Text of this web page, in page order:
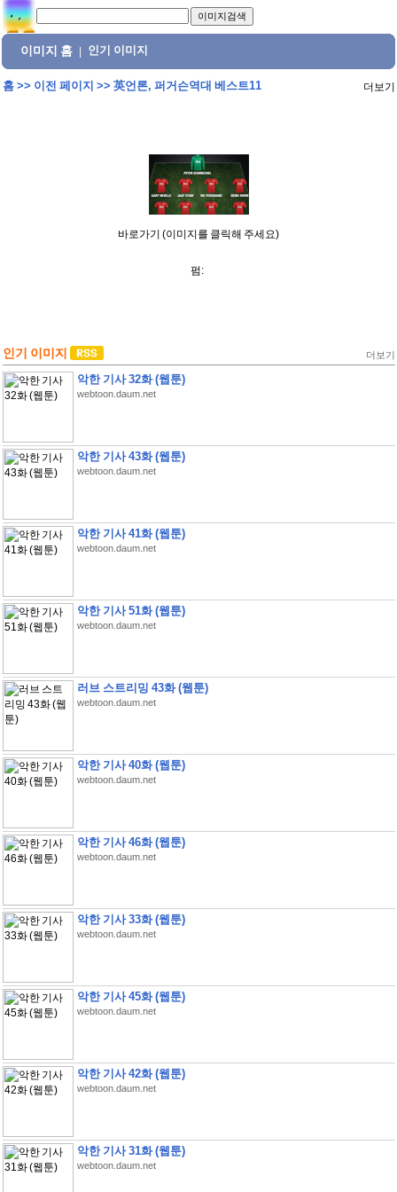
이미지 홈 인기 이미지
홈>> 이전 페이지 >> 英언론, 퍼거슨역대 베스트11 더보기
바로가기 (이미지를 클릭해 주세요)
펌:
인기 이미지 더보기
악한 기사 32화 (웹툰)
webtoon.daum.net
악한 기사 43화 (웹툰)
webtoon.daum.net
악한 기사 41화 (웹툰)
webtoon.daum.net
악한 기사 51화 (웹툰)
webtoon.daum.net
러브 스트리밍 43화 (웹툰)
webtoon.daum.net
악한 기사 40화 (웹툰)
webtoon.daum.net
악한 기사 46화 (웹툰)
webtoon.daum.net
악한 기사 33화 (웹툰)
webtoon.daum.net
악한 기사 45화 (웹툰)
webtoon.daum.net
악한 기사 42화 (웹툰)
webtoon.daum.net
악한 기사 31화 (웹툰)
webtoon.daum.net